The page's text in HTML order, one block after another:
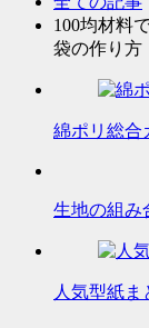
100均材料
袋の作り方
綿ポリ総合
生地の組み
人気型紙ま